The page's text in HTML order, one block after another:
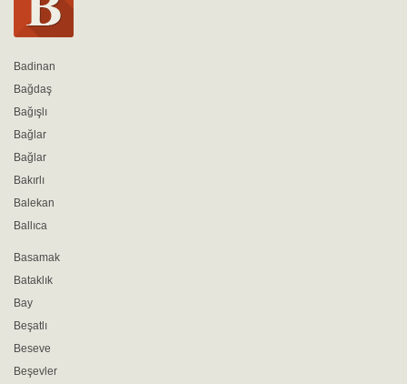
Badinan
Bağdaş
Bağışlı
Bağlar
Bağlar
Bakırlı
Balekan
Ballıca
Basamak
Bataklık
Bay
Beşatlı
Beseve
Beşevler